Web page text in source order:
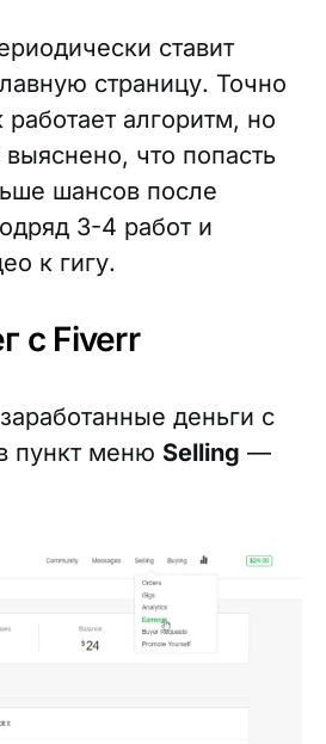
ставит
страницу. Точно
работает алгоритм, но
что попасть
шансов после
3-4 работ и
к гигу.
с Fiverr
деньги с
пункт меню Selling —